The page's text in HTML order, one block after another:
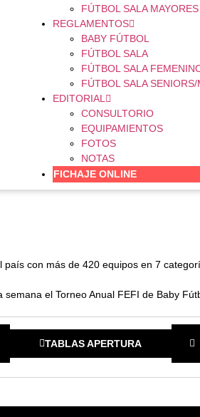
FÚTBOL SALA MAYORES
REGLAMENTOS
BABY FÚTBOL
FÚTBOL SALA
FÚTBOL SALA
FÚTBOL SALA SENIORS/
EDITORIAL
CONSULTORIO
EQUIPAMIENTOS
FOTOS
NOTAS
FICHAJE ONLINE
país con más de 420 equipos en 7
el Torneo Anual FEFI de Baby
TABLAS APERTURA